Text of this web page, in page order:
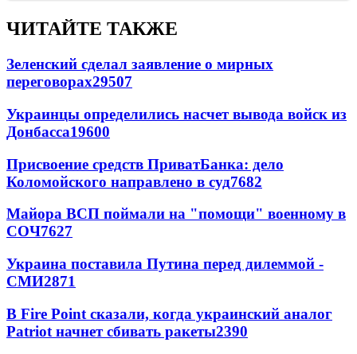
ЧИТАЙТЕ ТАКЖЕ
Зеленский сделал заявление о мирных
переговорах29507
Украинцы определились насчет вывода войск из
Донбасса19600
Присвоение средств ПриватБанка: дело
Коломойского направлено в суд7682
Майора ВСП поймали на "помощи" военному в
СОЧ7627
Украина поставила Путина перед дилеммой -
СМИ2871
В Fire Point сказали, когда украинский аналог
Patriot начнет сбивать ракеты2390